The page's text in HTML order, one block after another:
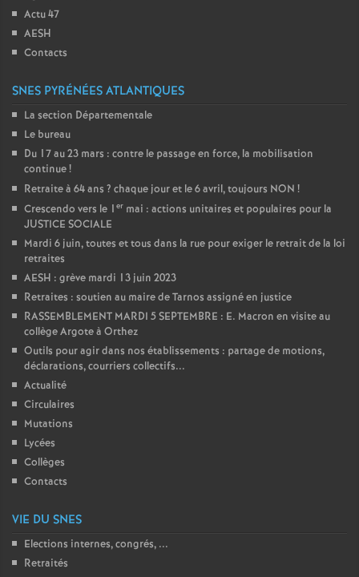
Actu 47
AESH
Contacts
SNES PYRÉNÉES ATLANTIQUES
La section Départementale
Le bureau
Du 17 au 23 mars : contre le passage en force, la mobilisation
continue!
Retraite à 64 ans ? chaque jour et le 6 avril, toujours NON !
Crescendo vers le 1 er mai : actions unitaires et populaires pour la
JUSTICE SOCIALE
Mardi 6 juin, toutes et tous dans la rue pour exiger le retrait de la loi
retraites
AESH : grève mardi 13 juin 2023
Retraites : soutien au maire de Tarnos assigné en justice
RASSEMBLEMENT MARDI 5 SEPTEMBRE : E. Macron en visite au
collège Argote à Orthez
Outils pour agir dans nos établissements : partage de motions,
déclarations, courriers collectifs...
Actualité
Circulaires
Mutations
Lycées
Collèges
Contacts
VIE DU SNES
Elections internes, congrés, ...
Retraités